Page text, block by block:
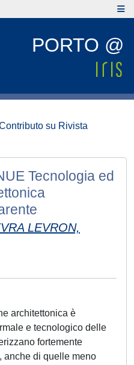
PORTO @
su Rivista
Tecnologia ed
LEVRON,
architettonica è
e tecnologico delle
fortemente
anche di quelle meno